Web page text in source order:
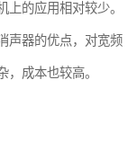
的应用相对较少。
声器的优点，对宽频
成本也较高。